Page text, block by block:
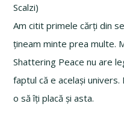
Scalzi)
Am citit primele cărți din
țineam minte prea multe.
Shattering Peace nu are
faptul că e același univers.
o să îți placă și asta.